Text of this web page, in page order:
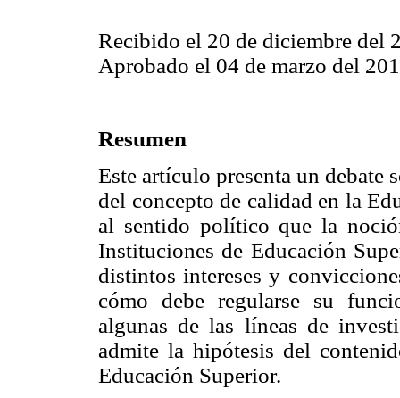
Recibido el 20 de diciembre del
Aprobado el 04 de marzo del
Resumen
Este artículo presenta un debate
del concepto de calidad en la
al sentido político que la
Instituciones de Educación
distintos intereses y
cómo debe regularse su
algunas de las líneas de
admite la hipótesis del
Educación Superior.